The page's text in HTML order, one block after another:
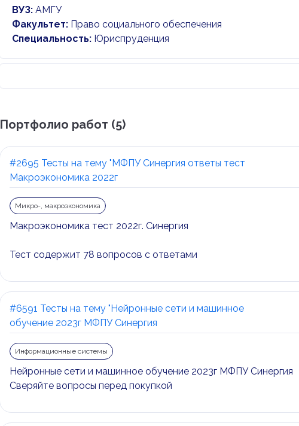
ВУЗ: АМГУ
Факультет: Право социального обеспечения
Специальность: Юриспруденция
Портфолио работ (5)
#2695 Тесты на тему "МФПУ Синергия ответы тест
Макроэкономика 2022г
Микро-, макроэкономика
Макроэкономика тест 2022г. Синергия
Тест содержит 78 вопросов с ответами
#6591 Тесты на тему "Нейронные сети и машинное
обучение 2023г МФПУ Синергия
Информационные системы
Нейронные сети и машинное обучение 2023г МФПУ Синергия
Сверяйте вопросы перед покупкой